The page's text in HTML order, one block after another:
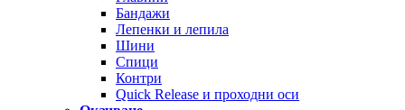
Бандажи
Лепенки и лепила
Шини
Спици
Контри
Quick Release и проходни оси